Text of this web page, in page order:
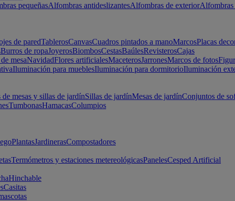
pequeñasAlfombras antideslizantesAlfombras de exteriorAlfombras
de paredTablerosCanvasCuadros pintados a manoMarcosPlacas
Burros de ropaJoyerosBiombosCestasBaúlesRevisterosCajas
mesaNavidadFlores artificialesMaceterosJarronesMarcos de fotos
Iluminación para mueblesIluminación para dormitorioIluminación
mesas y sillas de jardínSillas de jardínMesas de jardínConjuntos de
TumbonasHamacasColumpios
PlantasJardinerasCompostadores
Termómetros y estaciones metereológicasPanelesCesped Artificial
Hinchable
Casitas